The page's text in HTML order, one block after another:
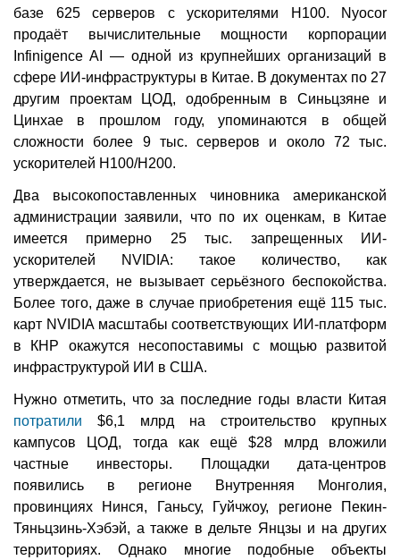
базе 625 серверов с ускорителями H100. Nyocor
продаёт вычислительные мощности корпорации
Infinigence AI — одной из крупнейших организаций в
сфере ИИ-инфраструктуры в Китае. В документах по 27
другим проектам ЦОД, одобренным в Синьцзяне и
Цинхае в прошлом году, упоминаются в общей
сложности более 9 тыс. серверов и около 72 тыс.
ускорителей H100/H200.
Два высокопоставленных чиновника американской
администрации заявили, что по их оценкам, в Китае
имеется примерно 25 тыс. запрещенных ИИ-
ускорителей NVIDIA: такое количество, как
утверждается, не вызывает серьёзного беспокойства.
Более того, даже в случае приобретения ещё 115 тыс.
карт NVIDIA масштабы соответствующих ИИ-платформ
в КНР окажутся несопоставимы с мощью развитой
инфраструктурой ИИ в США.
Нужно отметить, что за последние годы власти Китая
потратили $6,1 млрд на строительство крупных
кампусов ЦОД, тогда как ещё $28 млрд вложили
частные инвесторы. Площадки дата-центров
появились в регионе Внутренняя Монголия,
провинциях Нинся, Ганьсу, Гуйчжоу, регионе Пекин-
Тяньцзинь-Хэбэй, а также в дельте Янцзы и на других
территориях. Однако многие подобные объекты